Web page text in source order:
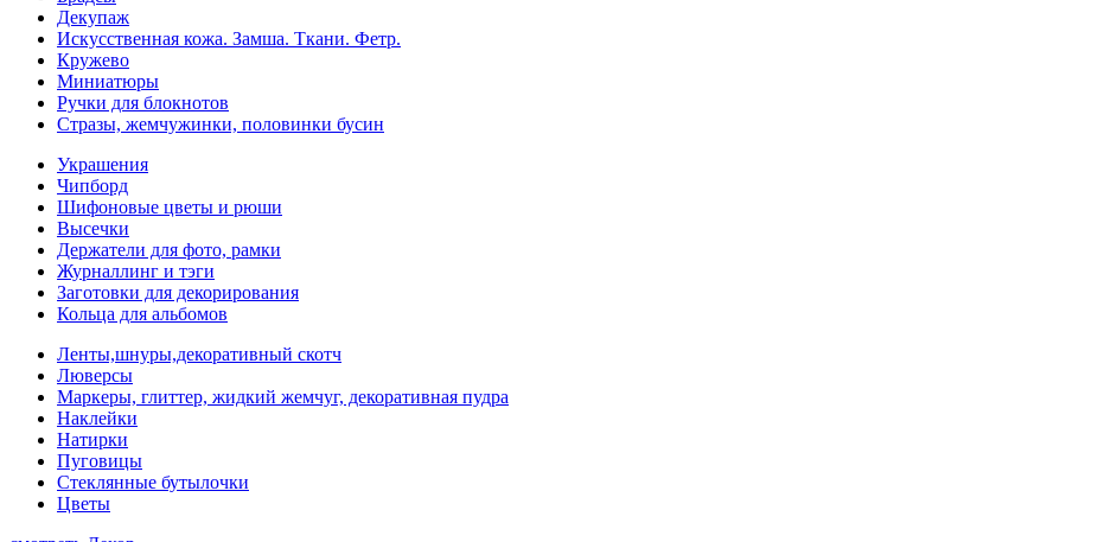
Декупаж
Искусственная кожа. Замша. Ткани. Фетр.
Кружево
Миниатюры
Ручки для блокнотов
Стразы, жемчужинки, половинки бусин
Украшения
Чипборд
Шифоновые цветы и рюши
Высечки
Держатели для фото, рамки
Журналлинг и тэги
Заготовки для декорирования
Кольца для альбомов
Ленты,шнуры,декоративный скотч
Люверсы
Маркеры, глиттер, жидкий жемчуг, декоративная пудра
Наклейки
Натирки
Пуговицы
Стеклянные бутылочки
Цветы